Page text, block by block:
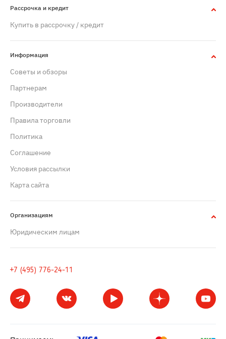
Рассрочка и кредит
Купить в рассрочку / кредит
Информация
Советы и обзоры
Партнерам
Производители
Правила торговли
Политика
Cоглашение
Условия рассылки
Карта сайта
Организациям
Юридическим лицам
+7 (495) 776-24-11